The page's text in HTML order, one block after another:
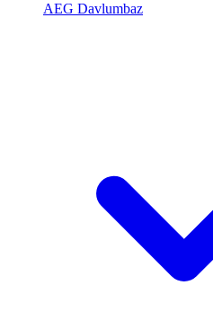
AEG Davlumbaz